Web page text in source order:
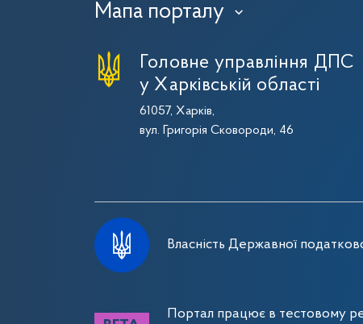
Мапа порталу ›
Головне управління ДПС
у Харківській області
61057, Харків,
вул. Григорія Сковороди, 46
Власність Державної
Портал працює в тестовому